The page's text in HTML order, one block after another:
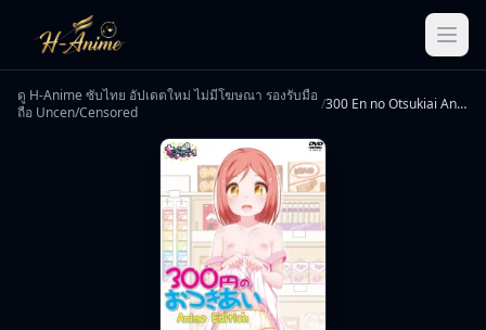
ดู H-Anime ซับไทย อัปเดตใหม่ ไม่มีโฆษณา รองรับมือ
ถือ Uncen/Censored
/ 300 En no Otsukiai Anime Edition